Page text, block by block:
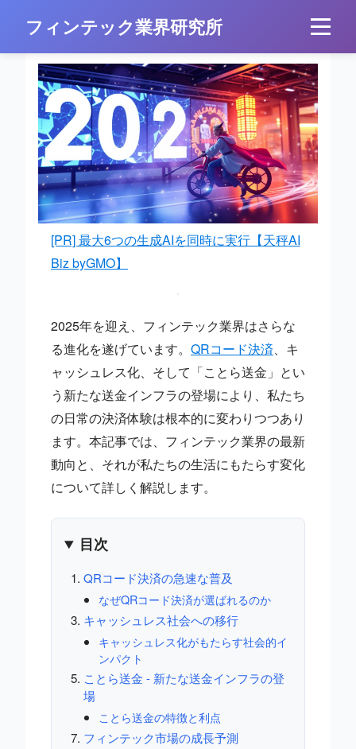
フィンテック業界研究所
[PR] 最大6つの生成AIを同時に実行【天秤AI
Biz byGMO】
2025年を迎え、フィンテック業界はさらな
る進化を遂げています。 QRコード決済、キ
ャッシュレス化、そして「ことら送金」とい
う新たな送金インフラの登場により、私たち
の日常の決済体験は根本的に変わりつつあり
ます。本記事では、フィンテック業界の最新
動向と、それが私たちの生活にもたらす変化
について詳しく解説します。
目次
QRコード決済の急速な普及
なぜQRコード決済が選ばれるのか
キャッシュレス社会への移行
キャッシュレス化がもたらす社会的イ
ンパクト
ことら送金 - 新たな送金インフラの登
場
ことら送金の特徴と利点
フィンテック市場の成長予測